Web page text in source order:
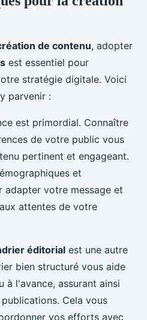
de contenu, adopter
est essentiel pour
stratégie digitale. Voici
parvenir :
est primordial. Connaître
de votre public vous
pertinent et engageant.
et
adapter votre message et
attentes de votre
éditorial est une autre
bien structuré vous aide
à l'avance, assurant ainsi
Cela vous
vos efforts avec